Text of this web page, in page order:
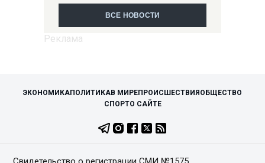
ВСЕ НОВОСТИ
ЭКОНОМИКАПОЛИТИКАВ МИРЕПРОИСШЕСТВИЯ ОБЩЕСТВО
СПОРТО САЙТЕ